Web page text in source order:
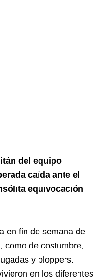
del equipo
caída ante el
equivocación
en fin de semana de
como de costumbre,
y bloppers,
en los diferentes